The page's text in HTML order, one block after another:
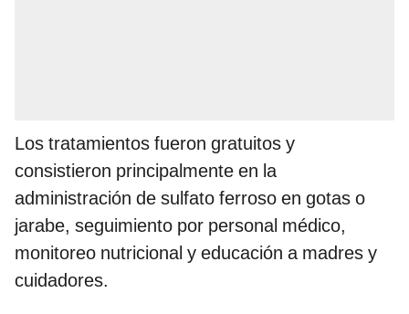
Los tratamientos fueron gratuitos y
consistieron principalmente en la
administración de sulfato ferroso en gotas o
jarabe, seguimiento por personal médico,
monitoreo nutricional y educación a madres y
cuidadores.